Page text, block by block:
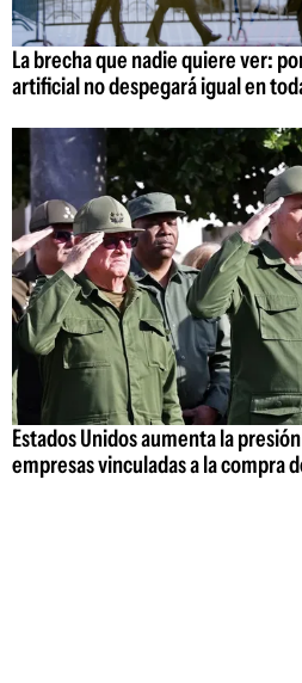
La brecha que nadie quiere ver:
artificial no despegará igual en
Estados Unidos aumenta la
empresas vinculadas a la compra